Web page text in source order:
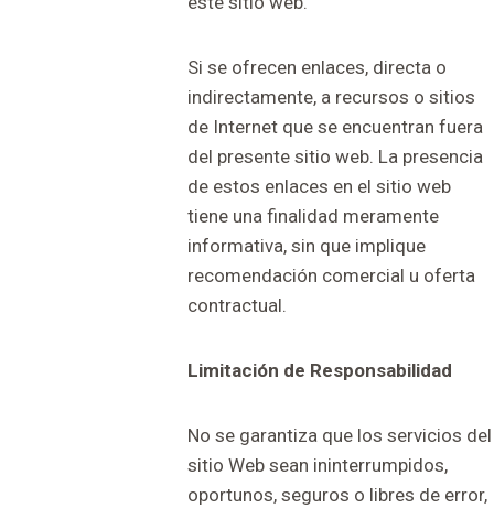
Si se ofrecen enlaces, directa o
indirectamente, a recursos o sitios
de Internet que se encuentran fuera
del presente sitio web. La presencia
de estos enlaces en el sitio web
tiene una finalidad meramente
informativa, sin que implique
recomendación comercial u oferta
contractual.
Limitación de Responsabilidad
No se garantiza que los servicios del
sitio Web sean ininterrumpidos,
oportunos, seguros o libres de error,